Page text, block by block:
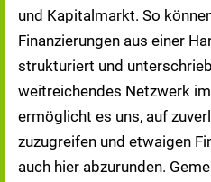
und Kapitalmarkt. So
Finanzierungen aus einer
strukturiert und
weitreichendes Netzwerk
ermöglicht es uns, auf
zuzugreifen und etwaigen
auch hier abzurunden.